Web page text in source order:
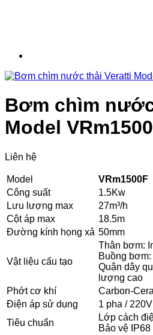
Bơm chìm
Model
Liên hệ
Model
VRm1500F
Công suất
1.5Kw
Lưu lượng max
27m³/h
Cột áp max
18.5m
Đường kính họng xả 50mm
Vật liệu cấu tạo
Thân bơm:
Buồng bơm:
Quận dây
lượng cao
Phớt cơ khí
Carbon-
Điện áp sử dụng
1 pha /
Tiêu chuẩn
Lớp cách
Bảo vệ IP68